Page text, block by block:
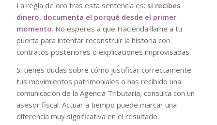
La regla de oro tras esta sentencia es: si recibes
dinero, documenta el porqué desde el primer
momento. No esperes a que Hacienda llame a tu
puerta para intentar reconstruir la historia con
contratos posteriores o explicaciones improvisadas.
Si tienes dudas sobre cómo justificar correctamente
tus movimientos patrimoniales o has recibido una
comunicación de la Agencia Tributaria, consulta con un
asesor fiscal. Actuar a tiempo puede marcar una
diferencia muy significativa en el resultado.